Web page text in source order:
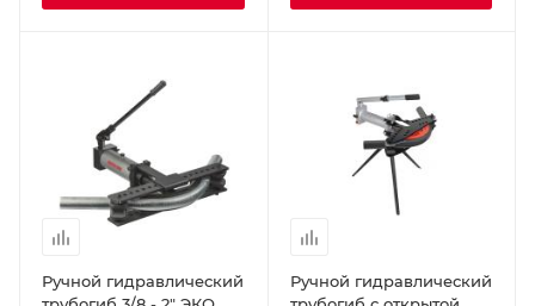
Ручной гидравлический
Ручной гидравлический